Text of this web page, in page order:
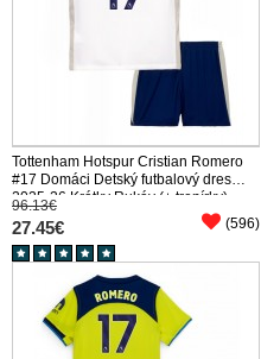
Tottenham Hotspur Cristian Romero
#17 Domáci Detský futbalový dres
2025-26 Krátky Rukáv (+ trenírky)
96.13€
27.45€ (596)